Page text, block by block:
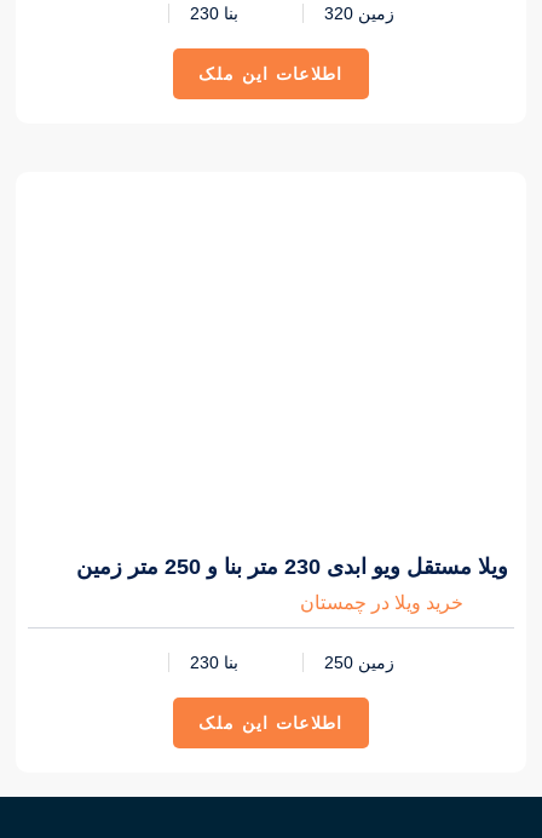
زمین 320 بنا 230
اطلاعات این ملک
ویلا مستقل ویو ابدی 230 متر بنا و 250 متر زمین
خرید ویلا در چمستان
زمین 250 بنا 230
اطلاعات این ملک